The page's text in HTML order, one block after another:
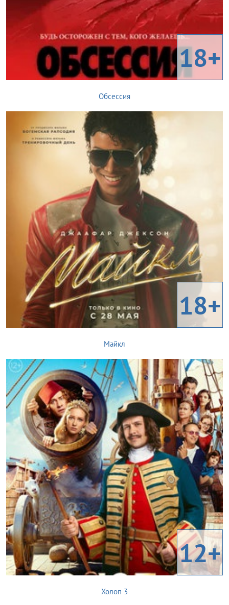
18+
Обсессия
18+
Майкл
12+
Холоп 3